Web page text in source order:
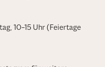
10–15 Uhr (Feiertage